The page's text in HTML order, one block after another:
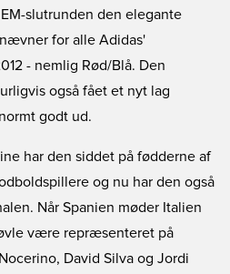
slutrunden den elegante
for alle Adidas'
- nemlig Rød/Blå. Den
også fået et nyt lag
godt ud.
har den siddet på fødderne af
og nu har den også
Når Spanien møder Italien
være repræsenteret på
David Silva og Jordi